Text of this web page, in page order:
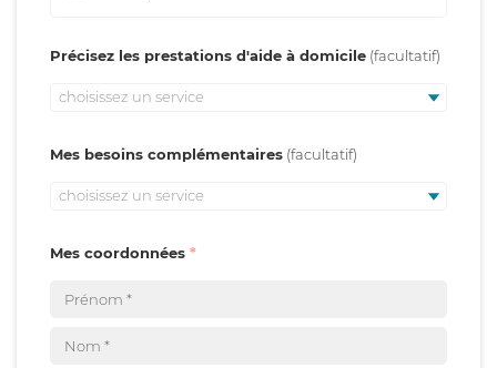
Précisez les prestations d'aide à domicile
choisissez un service
Mes besoins complémentaires
choisissez un service
Mes coordonnées